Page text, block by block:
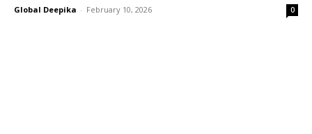
Global Deepika - February 10, 2026 0